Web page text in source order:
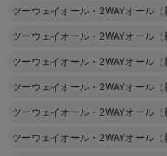
ツーウェイオール・2WAYオール（
ツーウェイオール・2WAYオール（
ツーウェイオール・2WAYオール（
ツーウェイオール・2WAYオール（
ツーウェイオール・2WAYオール（
ツーウェイオール・2WAYオール（